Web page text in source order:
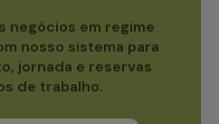
negócios em regime
nosso sistema para
jornada e reservas
de trabalho.